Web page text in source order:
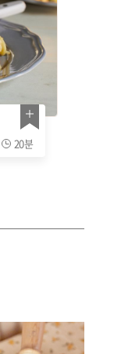
20분